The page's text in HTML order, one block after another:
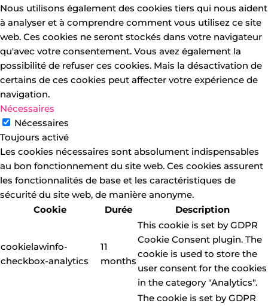
Nous utilisons également des cookies tiers qui nous aident
à analyser et à comprendre comment vous utilisez ce site
web. Ces cookies ne seront stockés dans votre navigateur
qu'avec votre consentement. Vous avez également la
possibilité de refuser ces cookies. Mais la désactivation de
certains de ces cookies peut affecter votre expérience de
navigation.
Nécessaires
Nécessaires
Toujours activé
Les cookies nécessaires sont absolument indispensables
au bon fonctionnement du site web. Ces cookies assurent
les fonctionnalités de base et les caractéristiques de
sécurité du site web, de manière anonyme.
Cookie
Durée Description
cookielawinfo-
checkbox-analytics
11
months
This cookie is set by GDPR
Cookie Consent plugin. The
cookie is used to store the
user consent for the cookies
in the category "Analytics".
The cookie is set by GDPR